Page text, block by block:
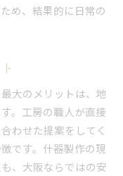
め、結果的に日常の
大のメリットは、地
。工房の職人が直接
わせた提案をしてく
です。什器製作の現
、大阪ならではの安